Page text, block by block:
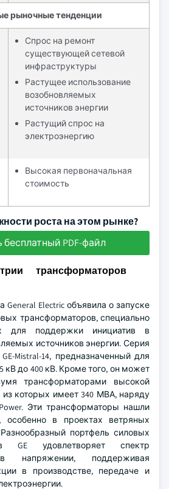
рыночные тенденции
Спрос на ремонт
существующей сетевой
инфраструктуры
Растущее использование
возобновляемых
источников энергии
Растущий спрос на
электроэнергию
Высокая первоначальная
стоимость
роста на этом рынке?
бесплатный PDF-файл
трансформаторов
General Electric объявила о запуске
трансформаторов, специально
для поддержки инициатив в
источников энергии. Серия
Mistral-14, предназначенный для
кВ до 400 кВ. Кроме того, он может
трансформаторами высокой
которых имеет 340 МВА, наряду
Эти трансформаторы нашли
особенно в проектах ветряных
портфель силовых
GE удовлетворяет спектр
в напряжении, поддерживая
в производстве, передаче и